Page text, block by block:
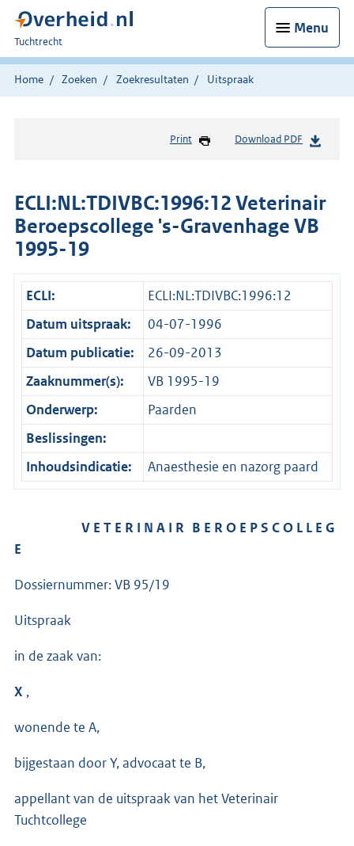
Menu
U
bent
hier:
Tuchtrecht
Home Zoeken Zoekresultaten Uitspraak
Print Download PDF
ECLI:NL:TDIVBC:1996:12 Veterinair
Beroepscollege 's-Gravenhage VB
1995-19
ECLI:
ECLI:NL:TDIVBC:1996:12
Datum uitspraak:
04-07-1996
Datum publicatie:
26-09-2013
Zaaknummer(s):
VB 1995-19
Onderwerp:
Paarden
Beslissingen:
Inhoudsindicatie:
Anaesthesie en nazorg paard
V E T E R I N A I R B E R O E P S C O L L E G
E
Dossiernummer: VB 95/19
Uitspraak
in de zaak van:
X ,
wonende te A,
bijgestaan door Y, advocaat te B,
appellant van de uitspraak van het Veterinair
Tuchtcollege